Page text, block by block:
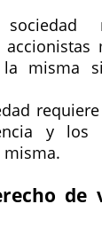
misma
y los
misma.
de